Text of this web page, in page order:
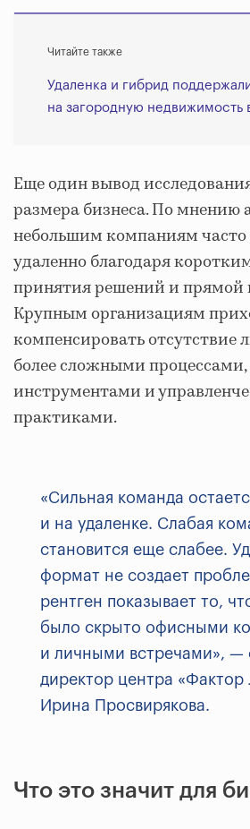
Читайте также
Удаленка и гибрид
на загородную недвижимость
Еще один вывод
размера бизнеса. По мнению
небольшим компаниям часто
удаленно благодаря
принятия решений и
Крупным организациям
компенсировать отсутствие
более сложными
инструментами и
практиками.
«Сильная команда
и на удаленке. Слабая
становится еще слабее.
формат не создает
рентген показывает то,
было скрыто офисными
и личными встречами», —
директор центра «Фактор
Ирина Просвирякова.
Что это значит для